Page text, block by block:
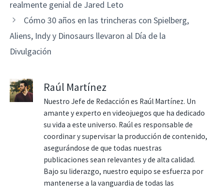
realmente genial de Jared Leto
Cómo 30 años en las trincheras con Spielberg,
Aliens, Indy y Dinosaurs llevaron al Día de la
Divulgación
Raúl Martínez
Nuestro Jefe de Redacción es Raúl Martínez. Un
amante y experto en videojuegos que ha dedicado
su vida a este universo. Raúl es responsable de
coordinar y supervisar la producción de contenido,
asegurándose de que todas nuestras
publicaciones sean relevantes y de alta calidad.
Bajo su liderazgo, nuestro equipo se esfuerza por
mantenerse a la vanguardia de todas las